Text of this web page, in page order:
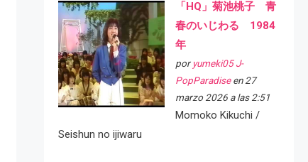
「HQ」菊池桃子 青
春のいじわる 1984
年
por yumeki05 J-
PopParadiseen 27
marzo 2026 a las 2:51
Momoko Kikuchi /
Seishun no ijiwaru